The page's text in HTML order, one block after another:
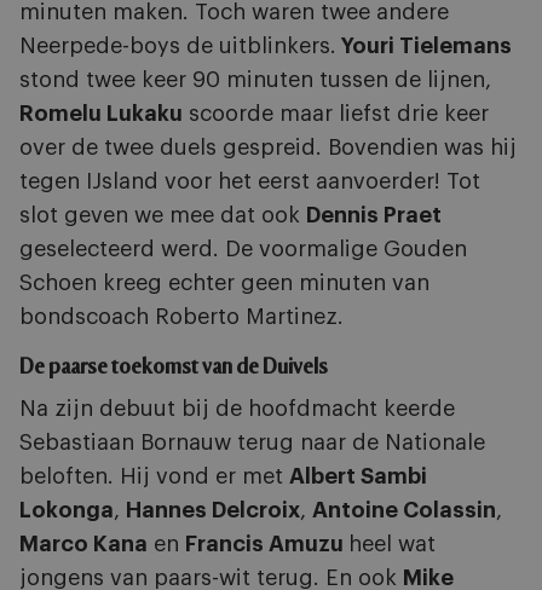
minuten maken. Toch waren twee andere
Neerpede-boys de uitblinkers. Youri Tielemans
stond twee keer 90 minuten tussen de lijnen,
Romelu Lukaku scoorde maar liefst drie keer
over de twee duels gespreid. Bovendien was hij
tegen IJsland voor het eerst aanvoerder! Tot
slot geven we mee dat ook Dennis Praet
geselecteerd werd. De voormalige Gouden
Schoen kreeg echter geen minuten van
bondscoach Roberto Martinez.
De paarse toekomst van de Duivels
Na zijn debuut bij de hoofdmacht keerde
Sebastiaan Bornauw terug naar de Nationale
beloften. Hij vond er met Albert Sambi
Lokonga, Hannes Delcroix, Antoine Colassin,
Marco Kana en Francis Amuzu heel wat
jongens van paars-wit terug. En ook Mike